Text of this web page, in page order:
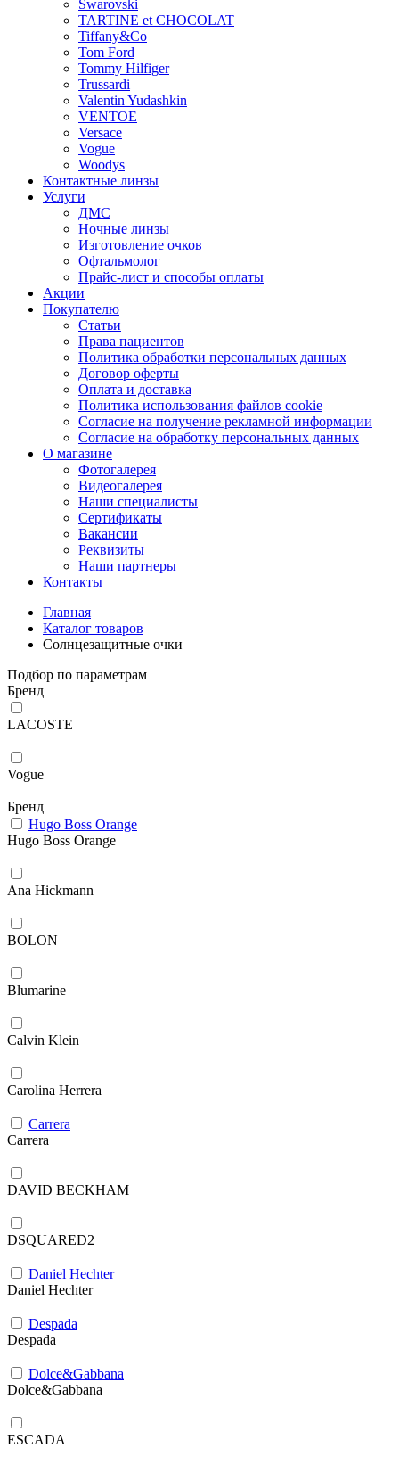
Swarovski
TARTINE et CHOCOLAT
Tiffany&Co
Tom Ford
Tommy Hilfiger
Trussardi
Valentin Yudashkin
VENTOE
Versace
Vogue
Woodys
Контактные линзы
Услуги
ДМС
Ночные линзы
Изготовление очков
Офтальмолог
Прайс-лист и способы оплаты
Акции
Покупателю
Статьи
Права пациентов
Политика обработки персональных данных
Договор оферты
Оплата и доставка
Политика использования файлов cookie
Согласие на получение рекламной информации
Согласие на обработку персональных данных
О магазине
Фотогалерея
Видеогалерея
Наши специалисты
Сертификаты
Вакансии
Реквизиты
Наши партнеры
Контакты
Главная
Каталог товаров
Солнцезащитные очки
Подбор по параметрам
Бренд
LACOSTE
Vogue
Бренд
Hugo Boss Orange
Hugo Boss Orange
Ana Hickmann
BOLON
Blumarine
Calvin Klein
Carolina Herrera
Carrera
Carrera
DAVID BECKHAM
DSQUARED2
Daniel Hechter
Daniel Hechter
Despada
Despada
Dolce&Gabbana
Dolce&Gabbana
ESCADA